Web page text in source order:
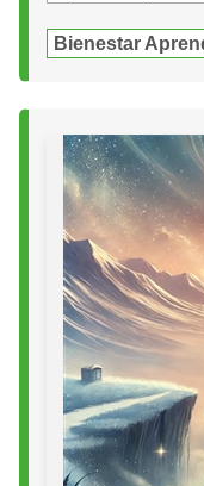
Bienestar